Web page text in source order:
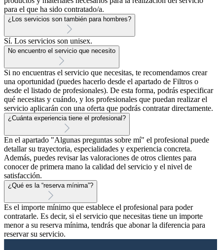
para el que ha sido contratado/a.
¿Los servicios son también para hombres?
Sí. Los servicios son unisex.
No encuentro el servicio que necesito
Si no encuentras el servicio que necesitas, te recomendamos crear
una oportunidad (puedes hacerlo desde el apartado de Filtros o
desde el listado de profesionales). De esta forma, podrás especificar
qué necesitas y cuándo, y los profesionales que puedan realizar el
servicio aplicarán con una oferta que podrás contratar directamente.
¿Cuánta experiencia tiene el profesional?
En el apartado "Algunas preguntas sobre mí" el profesional puede
detallar su trayectoria, especialidades y experiencia concreta.
Además, puedes revisar las valoraciones de otros clientes para
conocer de primera mano la calidad del servicio y el nivel de
satisfacción.
¿Qué es la “reserva mínima”?
Es el importe mínimo que establece el profesional para poder
contratarle. Es decir, si el servicio que necesitas tiene un importe
menor a su reserva mínima, tendrás que abonar la diferencia para
reservar su servicio.